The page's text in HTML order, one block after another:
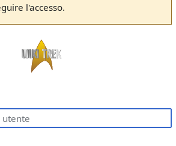
l'accesso.